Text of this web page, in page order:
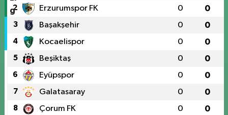
2 Erzurumspor FK 0 0
3 Başakşehir 0 0
4 Kocaelispor 0 0
5 Beşiktaş 0 0
6 Eyüpspor 0 0
7 Galatasaray 0 0
8 Çorum FK 0 0